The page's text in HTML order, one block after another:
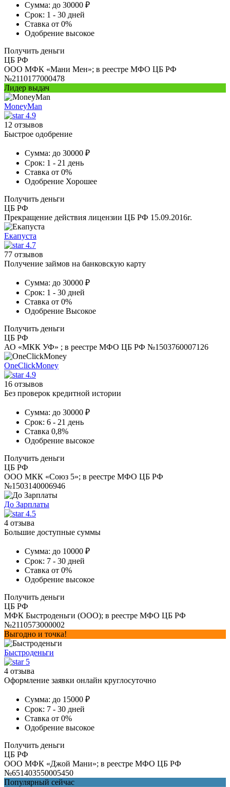
Сумма: до 30000 ₽
Срок: 1 - 30 дней
Ставка от 0%
Одобрение высокое
Получить деньги
ЦБ РФ
ООО МФК «Мани Мен»; в реестре МФО ЦБ РФ
№2110177000478
Лидер выдач
MoneyMan
4.9
12 отзывов
Быстрое одобрение
Сумма: до 30000 ₽
Срок: 1 - 21 день
Ставка от 0%
Одобрение Хорошее
Получить деньги
ЦБ РФ
Прекращение действия лицензии ЦБ РФ 15.09.2016г.
Екапуста
4.7
77 отзывов
Получение займов на банковскую карту
Сумма: до 30000 ₽
Срок: 1 - 30 дней
Ставка от 0%
Одобрение Высокое
Получить деньги
ЦБ РФ
АО «МКК УФ» ; в реестре МФО ЦБ РФ №1503760007126
OneClickMoney
4.9
16 отзывов
Без проверок кредитной истории
Сумма: до 30000 ₽
Срок: 6 - 21 день
Ставка 0,8%
Одобрение высокое
Получить деньги
ЦБ РФ
ООО МКК «Союз 5»; в реестре МФО ЦБ РФ
№1503140006946
До Зарплаты
4.5
4 отзыва
Большие доступные суммы
Сумма: до 10000 ₽
Срок: 7 - 30 дней
Ставка от 0%
Одобрение высокое
Получить деньги
ЦБ РФ
МФК Быстроденьги (ООО); в реестре МФО ЦБ РФ
№2110573000002
Выгодно и точка!
Быстроденьги
5
4 отзыва
Оформление заявки онлайн круглосуточно
Сумма: до 15000 ₽
Срок: 7 - 30 дней
Ставка от 0%
Одобрение высокое
Получить деньги
ЦБ РФ
ООО МФК «Джой Мани»; в реестре МФО ЦБ РФ
№651403550005450
Популярный сейчас